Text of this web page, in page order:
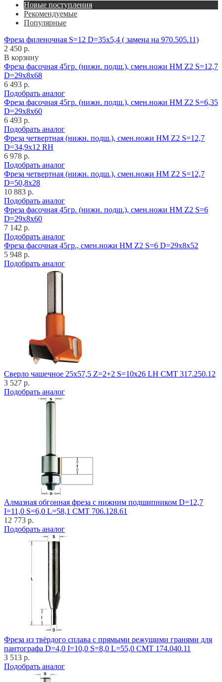
Новые поступления
Рекомендуемые
Популярные
Фреза филеночная S=12 D=35x5,4 ( замена на 970.505.11)
2 450 р.
В корзину
Фреза фасочная 45гр. (нижн. подш.), смен.ножи HM Z2 S=12,7
D=29x8x68
6 493 р.
Подобрать аналог
Фреза фасочная 45гр. (нижн. подш.), смен.ножи HM Z2 S=6,35
D=29x8x60
6 493 р.
Подобрать аналог
Фреза четвертная (нижн. подш.), смен.ножи HM Z2 S=12,7
D=34,9x12 RH
6 978 р.
Подобрать аналог
Фреза четвертная (нижн. подш.), смен.ножи HM Z2 S=12,7
D=50,8x28
10 883 р.
Подобрать аналог
Фреза фасочная 45гр. (нижн. подш.), смен.ножи HM Z2 S=6
D=29x8x60
7 142 р.
Подобрать аналог
Фреза фасочная 45гр., смен.ножи HM Z2 S=6 D=29x8x52
5 948 р.
Подобрать аналог
Cверло чашечное 25x57,5 Z=2+2 S=10x26 LH CMT 317.250.12
3 527 р.
Подобрать аналог
Алмазная обгонная фреза с нижним подшипником D=12,7
I=11,0 S=6,0 L=58,1 CMT 706.128.61
12 773 р.
Подобрать аналог
Фреза из твёрдого сплава с прямыми режущими гранями для
пантографа D=4,0 I=10,0 S=8,0 L=55,0 CMT 174.040.11
3 513 р.
Подобрать аналог